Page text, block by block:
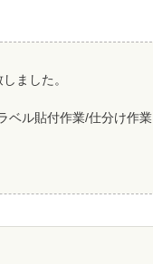
ました。
ベル貼付作業/仕分け作業